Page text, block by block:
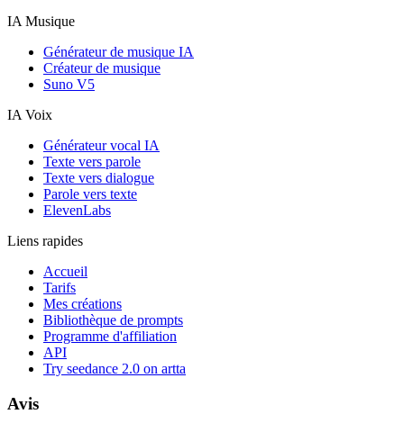
IA Musique
Générateur de musique IA
Créateur de musique
Suno V5
IA Voix
Générateur vocal IA
Texte vers parole
Texte vers dialogue
Parole vers texte
ElevenLabs
Liens rapides
Accueil
Tarifs
Mes créations
Bibliothèque de prompts
Programme d'affiliation
API
Try seedance 2.0 on artta
Avis